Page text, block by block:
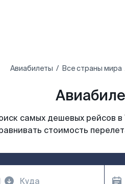
Авиабилеты Все страны мира
самых дешевых рейсов
стоимость